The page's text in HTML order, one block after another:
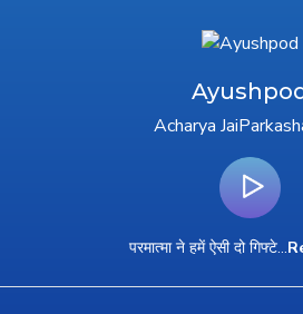
Acharya
परमात्मा ने हमें ऐसी दो गिफ्टे...